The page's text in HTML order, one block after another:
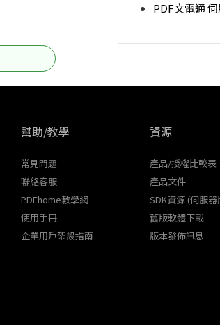
PDF文電通
幫助/教學
常見問題
聯絡客服
PDFhome教學網
使用手冊
企業用戶架設指南
資源
產品/授權比較表
產品文件
SDK資源 (伺服器
舊版軟體下載
版本發佈訊息